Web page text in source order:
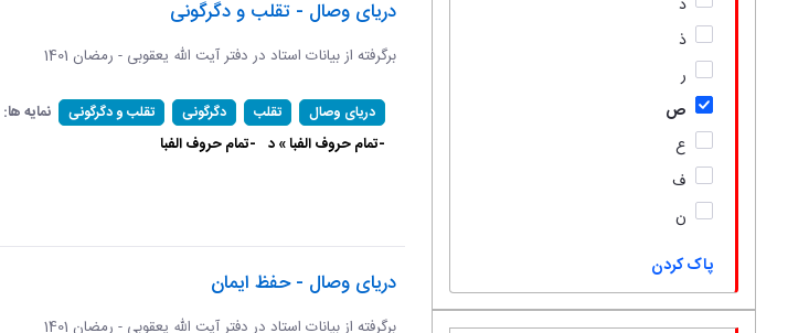
د
ذ
ر
ص
ع
ف
ن
پاک کردن
دریای وصال - تقلب و دگرگونی
برگرفته از بیانات استاد در دفتر آیت الله یعقوبی - رمضان 1401
دریای وصال تقلب دگرگونی تقلب و دگرگونی نمایه ها:
-تمام حروف الفبا » د -تمام حروف الفبا
دریای وصال - حفظ ایمان
برگرفته از بیانات استاد در دفتر آیت الله یعقوبی - رمضان 1401